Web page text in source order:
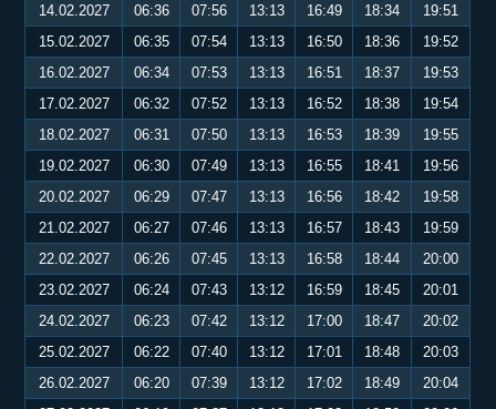
14.02.2027
06:36 07:56 13:13 16:49 18:34
19:51
15.02.2027
06:35 07:54 13:13 16:50 18:36
19:52
16.02.2027
06:34 07:53 13:13 16:51 18:37
19:53
17.02.2027
06:32 07:52 13:13 16:52 18:38
19:54
18.02.2027
06:31 07:50 13:13 16:53 18:39
19:55
19.02.2027
06:30 07:49 13:13 16:55 18:41
19:56
20.02.2027
06:29 07:47 13:13 16:56 18:42
19:58
21.02.2027
06:27 07:46 13:13 16:57 18:43
19:59
22.02.2027
06:26 07:45 13:13 16:58 18:44
20:00
23.02.2027
06:24 07:43 13:12 16:59 18:45
20:01
24.02.2027
06:23 07:42 13:12 17:00 18:47
20:02
25.02.2027
06:22 07:40 13:12 17:01 18:48
20:03
26.02.2027
06:20 07:39 13:12 17:02 18:49
20:04